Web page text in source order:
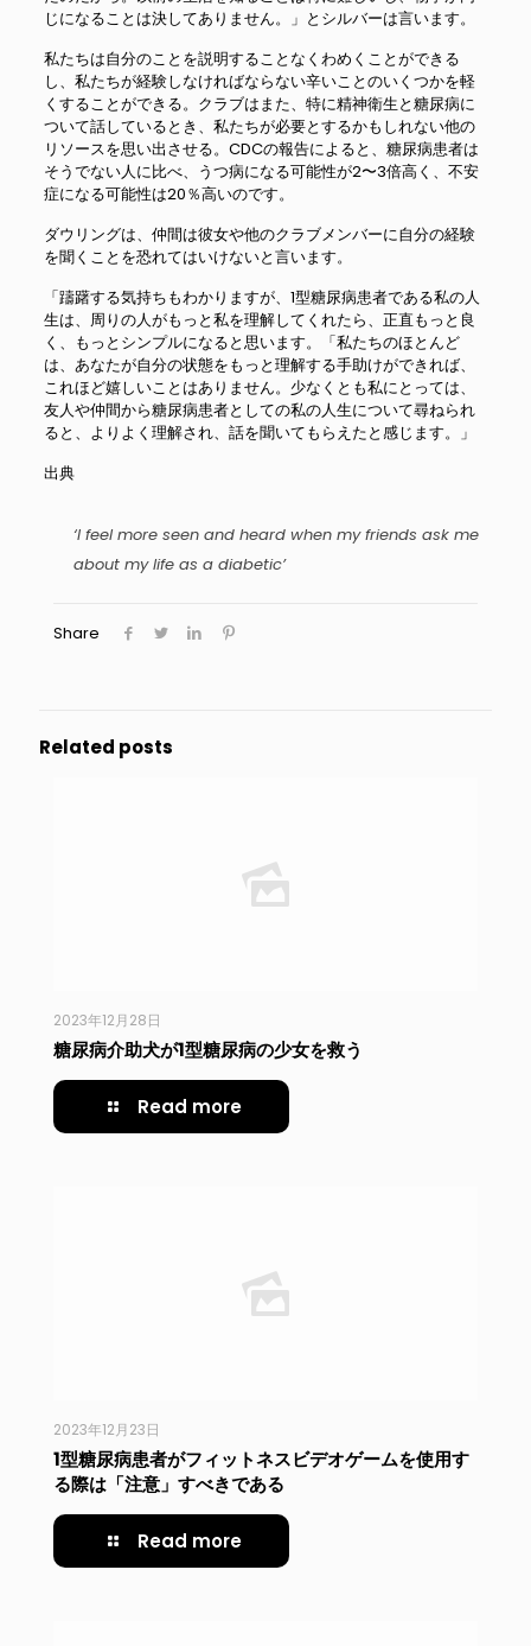
じになることは決してありません。」とシルバーは言います。
私たちは自分のことを説明することなくわめくことができる
し、私たちが経験しなければならない辛いことのいくつかを軽
くすることができる。クラブはまた、特に精神衛生と糖尿病に
ついて話しているとき、私たちが必要とするかもしれない他の
リソースを思い出させる。CDCの報告によると、糖尿病患者は
そうでない人に比べ、うつ病になる可能性が2〜3倍高く、不安
症になる可能性は20％高いのです。
ダウリングは、仲間は彼女や他のクラブメンバーに自分の経験
を聞くことを恐れてはいけないと言います。
「躊躇する気持ちもわかりますが、1型糖尿病患者である私の人
生は、周りの人がもっと私を理解してくれたら、正直もっと良
く、もっとシンプルになると思います。「私たちのほとんど
は、あなたが自分の状態をもっと理解する手助けができれば、
これほど嬉しいことはありません。少なくとも私にとっては、
友人や仲間から糖尿病患者としての私の人生について尋ねられ
ると、よりよく理解され、話を聞いてもらえたと感じます。」
出典
‘I feel more seen and heard when my friends ask me
about my life as a diabetic’
Share
Related posts
2023年12月28日
糖尿病介助犬が1型糖尿病の少女を救う
Read more
2023年12月23日
1型糖尿病患者がフィットネスビデオゲームを使用す
る際は「注意」すべきである
Read more